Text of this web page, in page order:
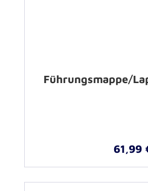
Führungsmappe/
61,99